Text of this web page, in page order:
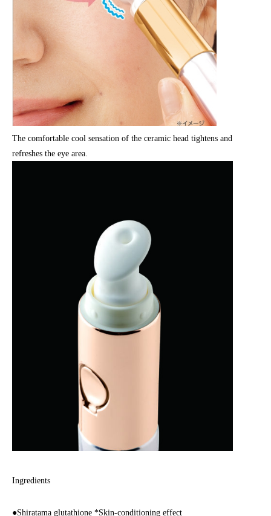
The comfortable cool sensation of the ceramic head tightens and
refreshes the eye area.
Ingredients
●Shiratama glutathione *Skin-conditioning effect